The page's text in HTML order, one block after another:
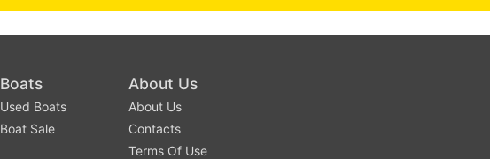
Boats
Used Boats
Boat Sale
About Us
About Us
Contacts
Terms Of Use